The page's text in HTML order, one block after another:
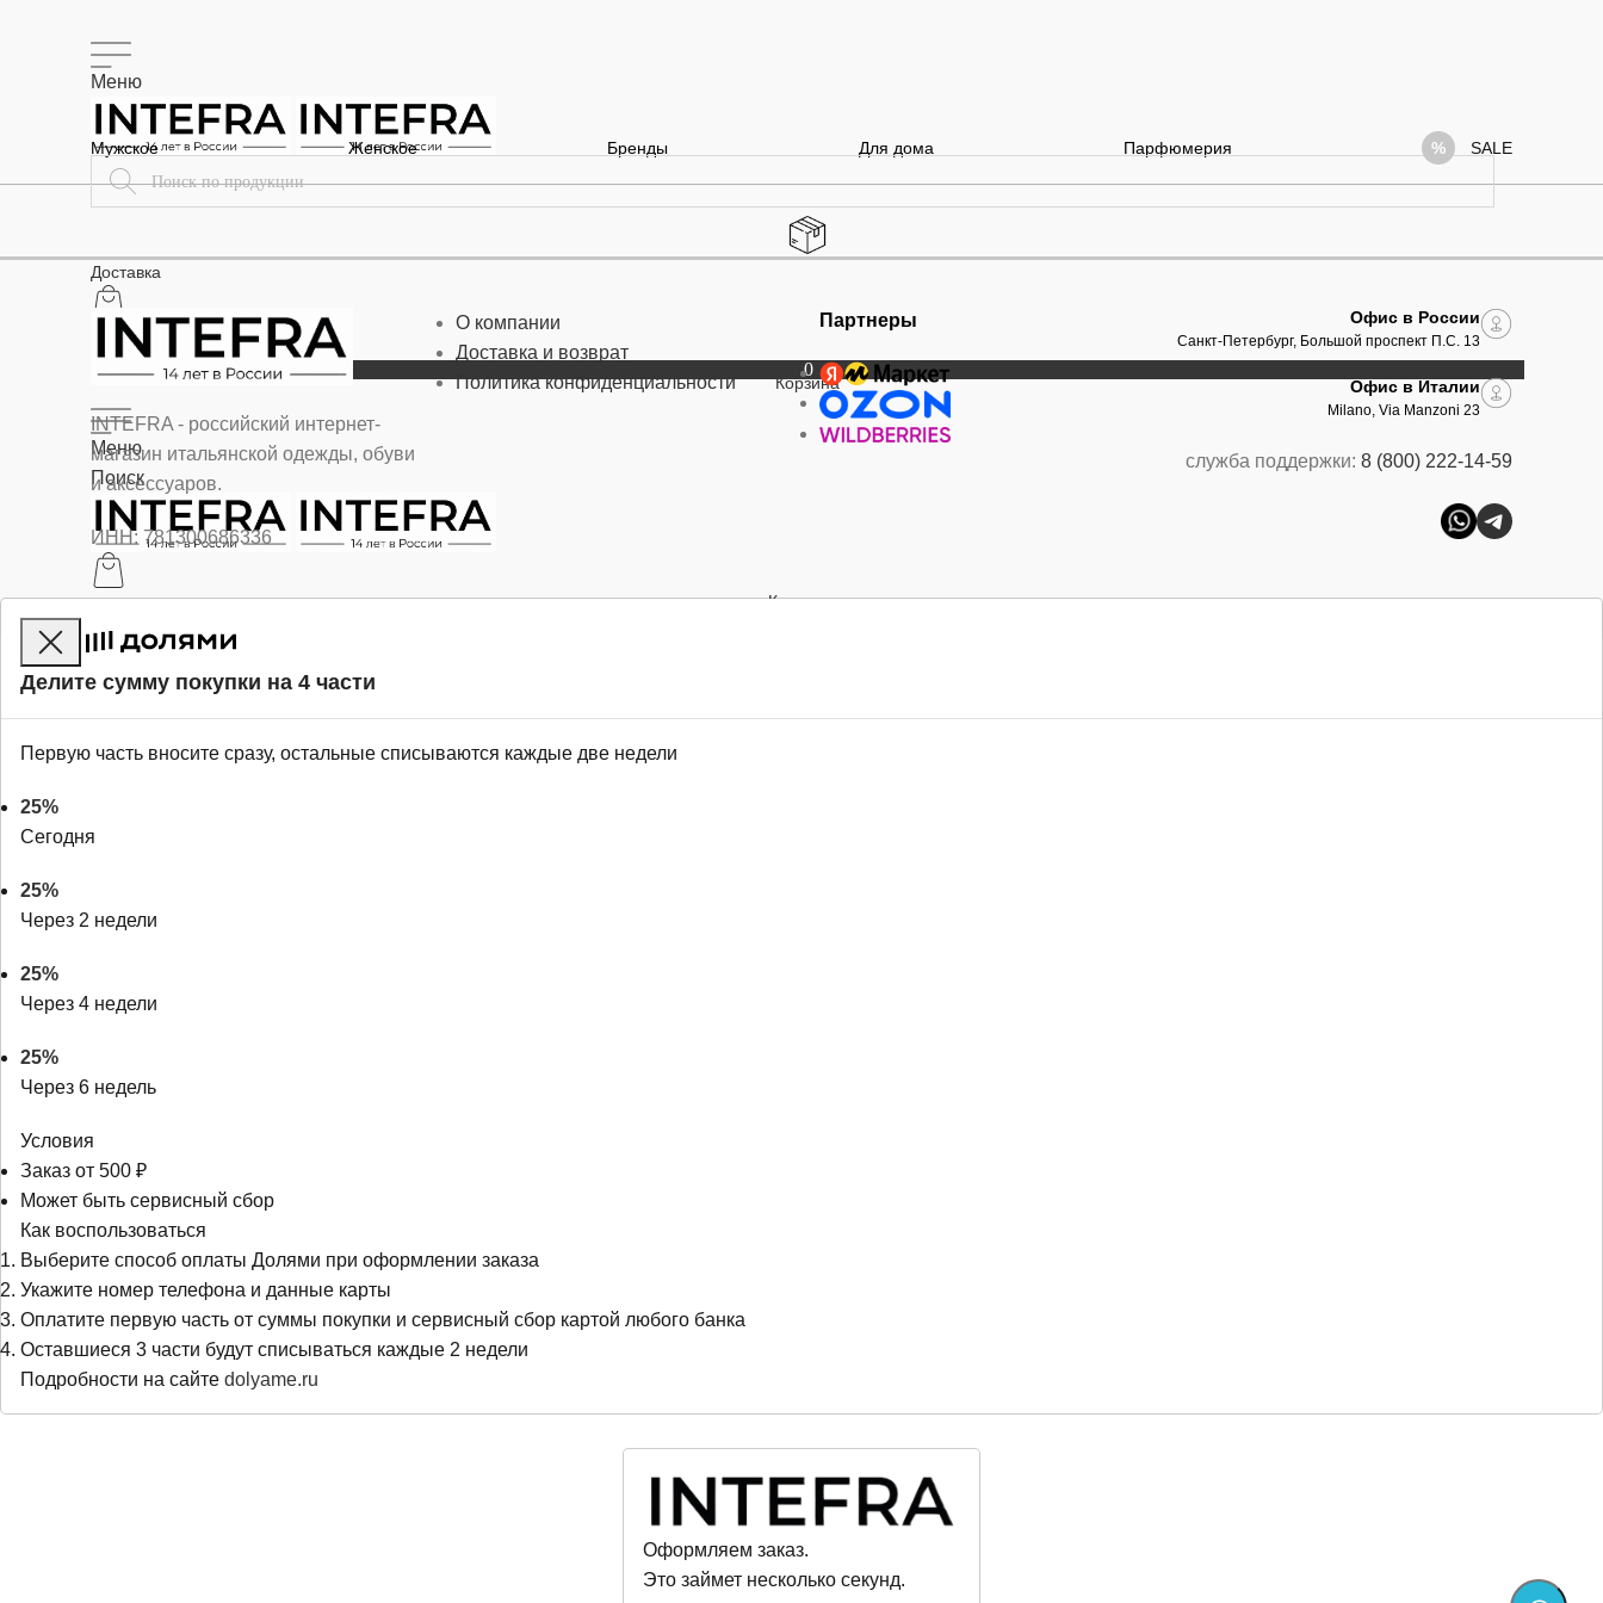
Меню
Доставка
0
Меню
Поиск
Мужское Женское Бренды Для дома Парфюмерия SALE
INTEFRA - российский интернет-
магазин итальянской одежды, обуви
и аксессуаров.
ИНН: 781300686336
О компании
Доставка и возврат
Политика конфиденциальности
Партнеры Офис в России
Санкт-Петербург, Большой проспект П.С. 13
Офис в Италии
Milano, Via Manzoni 23
служба поддержки: 8 (800) 222-14-59
Делите сумму покупки на 4 части
Первую часть вносите сразу, остальные списываются каждые две недели
25%
Сегодня
25%
Через 2 недели
25%
Через 4 недели
25%
Через 6 недель
Условия
Заказ от 500 ₽
Может быть сервисный сбор
Как воспользоваться
Выберите способ оплаты Долями при оформлении заказа
Укажите номер телефона и данные карты
Оплатите первую часть от суммы покупки и сервисный сбор картой любого банка
Оставшиеся 3 части будут списываться каждые 2 недели
Подробности на сайте dolyame.ru
Оформляем заказ.
Это займет несколько секунд.